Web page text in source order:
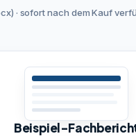
· sofort nach dem Kauf
Beispiel-